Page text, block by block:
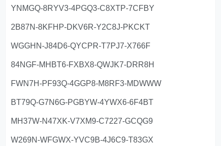
YNMGQ-8RYV3-4PGQ3-C8XTP-7CFBY
2B87N-8KFHP-DKV6R-Y2C8J-PKCKT
WGGHN-J84D6-QYCPR-T7PJ7-X766F
84NGF-MHBT6-FXBX8-QWJK7-DRR8H
FWN7H-PF93Q-4GGP8-M8RF3-MDWWW
BT79Q-G7N6G-PGBYW-4YWX6-6F4BT
MH37W-N47XK-V7XM9-C7227-GCQG9
W269N-WFGWX-YVC9B-4J6C9-T83GX